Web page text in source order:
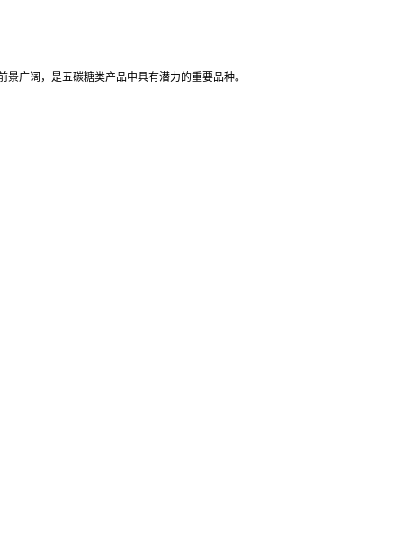
广阔，是五碳糖类产品中具有潜力的重要品种。